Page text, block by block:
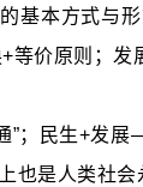
基本方式与
价原则；
”；民生+发
也是人类社